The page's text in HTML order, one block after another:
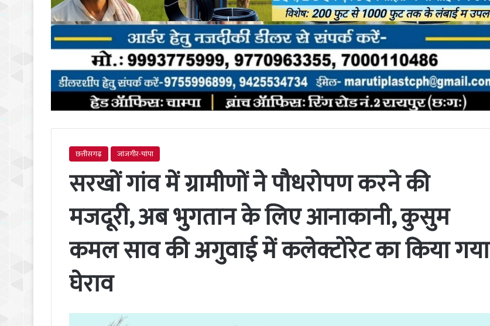
छत्तीसगढ़ जांजगीर-चांपा
सरखों गांव में ग्रामीणों ने पौधरोपण करने की
मजदूरी, अब भुगतान के लिए आनाकानी, कुसुम
कमल साव की अगुवाई में कलेक्टोरेट का किया गया
घेराव